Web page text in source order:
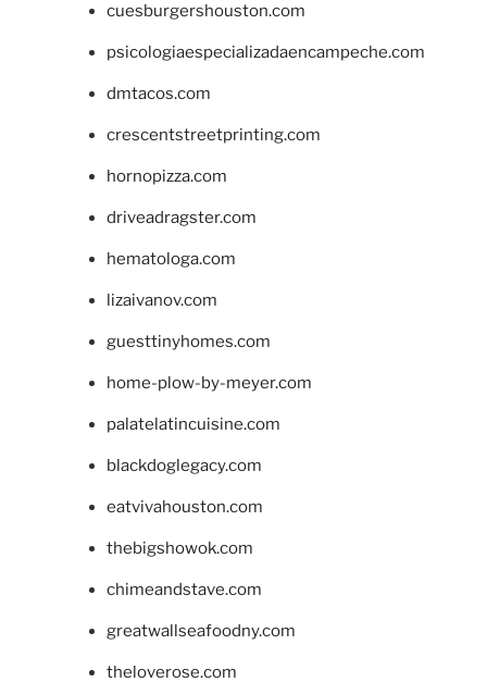
cuesburgershouston.com
psicologiaespecializadaencampeche.com
dmtacos.com
crescentstreetprinting.com
hornopizza.com
driveadragster.com
hematologa.com
lizaivanov.com
guesttinyhomes.com
home-plow-by-meyer.com
palatelatincuisine.com
blackdoglegacy.com
eatvivahouston.com
thebigshowok.com
chimeandstave.com
greatwallseafoodny.com
theloverose.com